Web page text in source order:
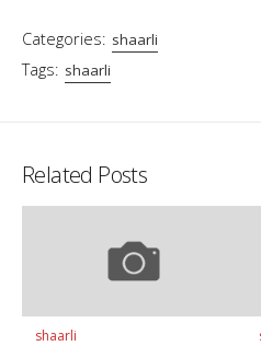
Categories: shaarli
Tags: shaarli
Related Posts
shaarli